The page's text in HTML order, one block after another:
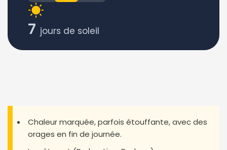
7 jours de soleil
Chaleur marquée, parfois étouffante, avec des
orages en fin de journée.